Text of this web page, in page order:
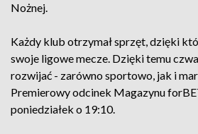
Nożnej.
Każdy klub otrzymał sprzęt, dzięki
swoje ligowe mecze. Dzięki temu
rozwijać - zarówno sportowo, jak i
Premierowy odcinek Magazynu
poniedziałek o 19:10.